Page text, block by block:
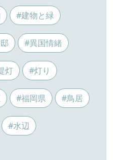
#建物と緑
#異国情緒
灯 #灯り
#福岡県 #鳥居
#水辺